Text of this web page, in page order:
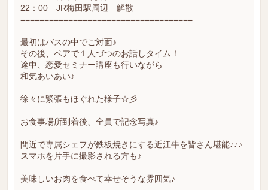
22：00 JR梅田駅周辺 解散
====================================
最初はバスの中でご対面♪
その後、ペアで１人づつのお話しタイム！
途中、恋愛セミナー講座も行いながら
和気あいあい♪
徐々に緊張もほぐれた様子☆彡
お食事場所到着後、全員で記念写真♪
間近で専属シェフが鉄板焼きにする近江牛を皆さん堪能♪♪♪
スマホを片手に撮影される方も♪
美味しいお肉を食べて幸せそうな雰囲気♪